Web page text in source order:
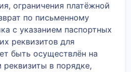
ограничения платёжной
по письменному
с указанием паспортных
реквизитов для
быть осуществлён на
в порядке,